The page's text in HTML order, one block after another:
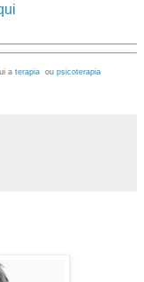
a terapia ou psicoterapia